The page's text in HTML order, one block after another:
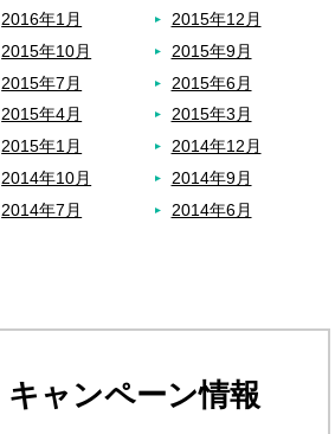
2016年1月
2015年12月
2015年10月
2015年9月
2015年7月
2015年6月
2015年4月
2015年3月
2015年1月
2014年12月
2014年10月
2014年9月
2014年7月
2014年6月
キャンペーン情報